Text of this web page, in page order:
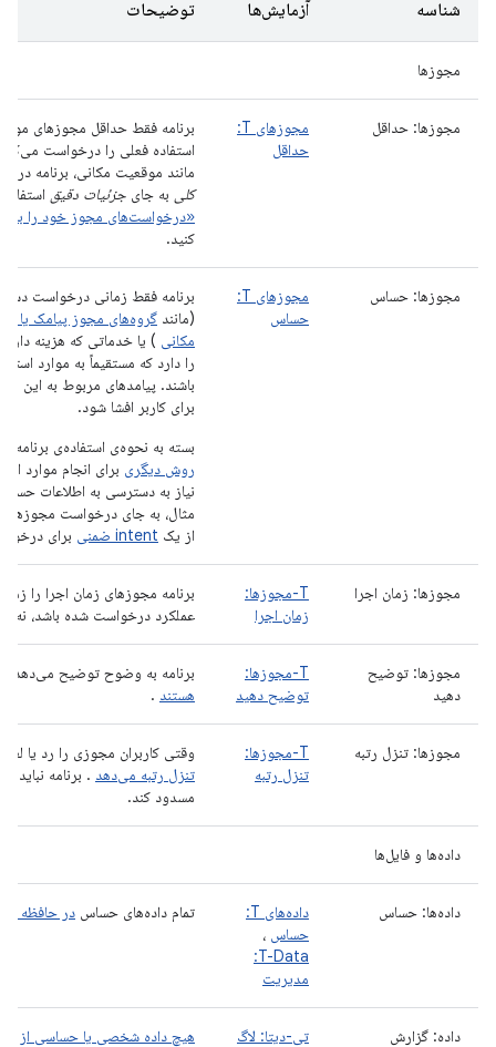
شناسه آزمایش‌ها توضیحات
مجوزها
مجوزها: حداقل
مجوزهای T:
حداقل
برنامه فقط حداقل مجوزهای مورد
استفاده فعلی را درخواست
مانند موقعیت مکانی، برنامه
کلی به جای جزئیات دقیق
«درخواست‌های مجوز خود را به
کنید.
مجوزها: حساس
مجوزهای T:
حساس
برنامه فقط زمانی درخواست
(مانند گروه‌های مجوز پیامک یا
مکانی ) یا خدماتی که هزینه
را دارد که مستقیماً به موارد
باشند. پیامدهای مربوط به این
برای کاربر افشا شود.
بسته به نحوه‌ی استفاده‌ی
روش دیگری برای انجام موارد
نیاز به دسترسی به اطلاعات
مثال، به جای درخواست مجوزهای
از یک intent ضمنی برای
مجوزها: زمان اجرا
T-مجوزها:
زمان اجرا
برنامه مجوزهای زمان اجرا را
عملکرد درخواست شده باشد، نه در
مجوزها: توضیح
دهید
T-مجوزها:
توضیح دهید
برنامه به وضوح توضیح می‌دهد
هستند .
مجوزها: تنزل رتبه
T-مجوزها:
تنزل رتبه
وقتی کاربران مجوزی را رد یا لغو
تنزل رتبه می‌دهد . برنامه نباید
مسدود کند.
داده‌ها و فایل‌ها
داده‌ها: حساس
داده‌های T:
حساس ،
T-Data:
مدیریت
تمام داده‌های حساس در حافظه
داده: گزارش تی-دیتا: لاگ
هیچ داده شخصی یا حساسی از